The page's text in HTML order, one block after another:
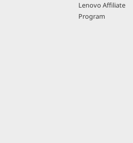
Lenovo Affiliate
Program